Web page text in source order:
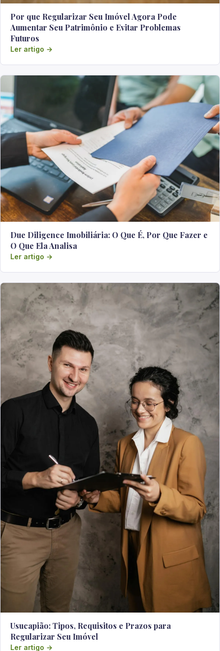
Por que Regularizar Seu Imóvel Agora Pode
Aumentar Seu Patrimônio e Evitar Problemas
Futuros
Ler artigo →
Due Diligence Imobiliária: O Que É, Por Que Fazer e
O Que Ela Analisa
Ler artigo →
Usucapião: Tipos, Requisitos e Prazos para
Regularizar Seu Imóvel
Ler artigo →